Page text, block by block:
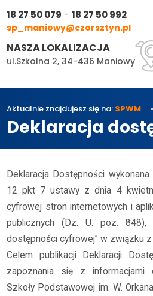
18 27 50 079 -18 27 50 992
sp_maniowy@czorsztyn.pl
NASZA LOKALIZACJA
ul.Szkolna 2, 34-436 Maniowy
Aktualnie znajdujesz się na: SPWM
Deklaracja
Deklaracja Dostępności
12 pkt 7 ustawy z dnia 4
cyfrowej stron internetowych i
publicznych (Dz. U. poz. 848),
dostępności cyfrowej” w związku z
Celem publikacji Deklaracji
zapoznania się z informacjami
Szkoły Podstawowej im. W.